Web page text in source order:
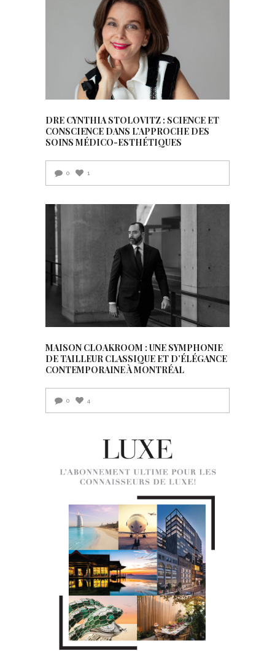
DRE CYNTHIA STOLOVITZ : SCIENCE ET
CONSCIENCE DANS L’APPROCHE DES
SOINS MÉDICO-ESTHÉTIQUES
0 1
MAISON CLOAKROOM : UNE SYMPHONIE
DE TAILLEUR CLASSIQUE ET D’ÉLÉGANCE
CONTEMPORAINE À MONTRÉAL
0 4